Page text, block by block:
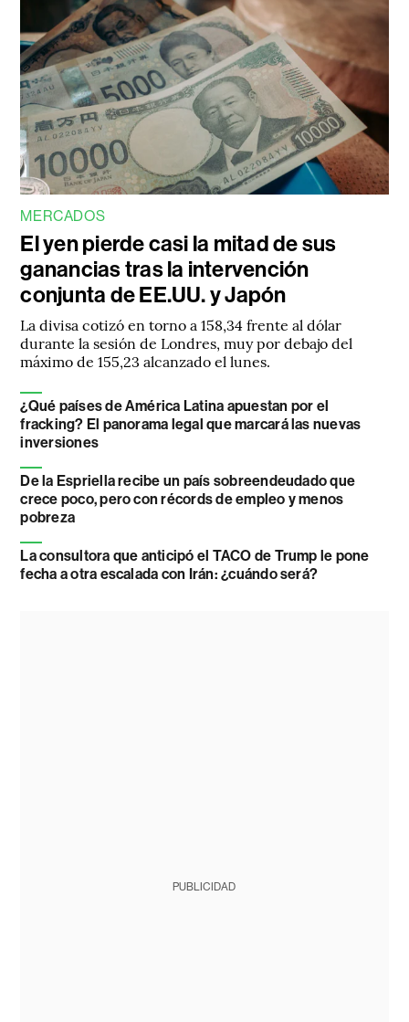
MERCADOS
El yen pierde casi la mitad de sus
ganancias tras la intervención
conjunta de EE.UU. y Japón
La divisa cotizó en torno a 158,34 frente al dólar
durante la sesión de Londres, muy por debajo del
máximo de 155,23 alcanzado el lunes.
¿Qué países de América Latina apuestan por el
fracking? El panorama legal que marcará las nuevas
inversiones
De la Espriella recibe un país sobreendeudado que
crece poco, pero con récords de empleo y menos
pobreza
La consultora que anticipó el TACO de Trump le pone
fecha a otra escalada con Irán: ¿cuándo será?
PUBLICIDAD